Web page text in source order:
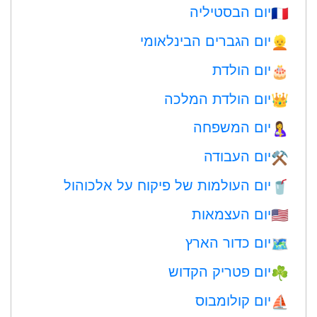
🇫🇷יום הבסטיליה
👱 יום הגברים הבינלאומי
🎂 יום הולדת
👑יום הולדת המלכה
🤱 יום המשפחה
⚒️יום העבודה
🥤 יום העולמות של פיקוח על אלכוהול
🇺🇸יום העצמאות
🗺️יום כדור הארץ
☘️יום פטריק הקדוש
⛵️יום קולומבוס